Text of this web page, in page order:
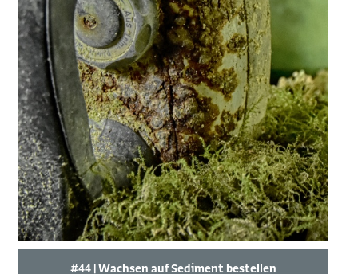
#44 | Wachsen auf Sediment bestellen